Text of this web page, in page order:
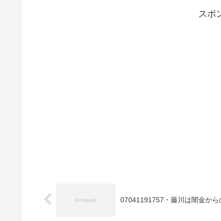
スポ
07041191757・藤川は闇金から